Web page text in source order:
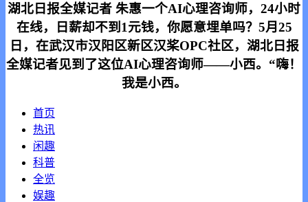
湖北日报全媒记者 朱惠一个AI心理咨询师，24小时
在线，日薪却不到1元钱，你愿意埋单吗？5月25
日，在武汉市汉阳区新区汉桨OPC社区，湖北日报
全媒记者见到了这位AI心理咨询师——小西。“嗨！
我是小西。
首页
热讯
闲趣
科普
全览
娱趣